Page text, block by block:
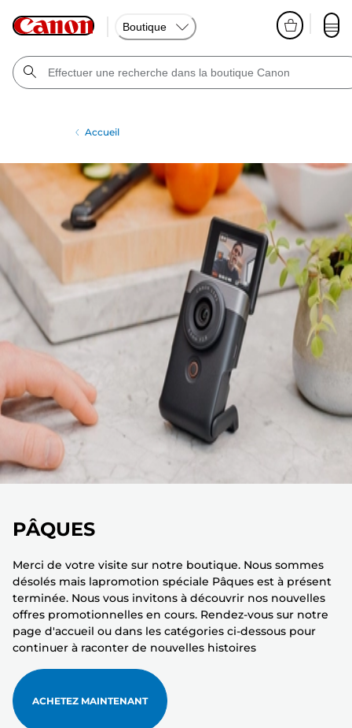
Boutique
Accueil
PÂQUES
Merci de votre visite sur notre boutique. Nous sommes
désolés mais lapromotion spéciale Pâques est à présent
terminée. Nous vous invitons à découvrir nos nouvelles
offres promotionnelles en cours. Rendez-vous sur notre
page d'accueil ou dans les catégories ci-dessous pour
continuer à raconter de nouvelles histoires
ACHETEZ MAINTENANT